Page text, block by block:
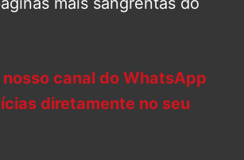
nosso canal do WhatsApp
diretamente no seu